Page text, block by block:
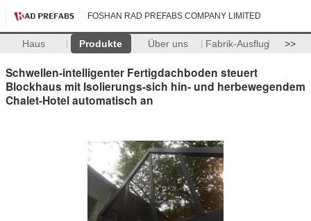
FOSHAN RAD PREFABS COMPANY LIMITED
Haus Produkte Über uns Fabrik-Ausflug >>
Schwellen-intelligenter Fertigdachboden steuert
Blockhaus mit Isolierungs-sich hin- und herbewegendem
Chalet-Hotel automatisch an